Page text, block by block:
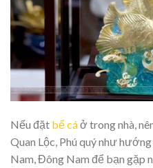
Nếu đặt bể cáở trong nhà,
Quan Lộc, Phú quý như
Nam, Đông Nam để bạn gặp